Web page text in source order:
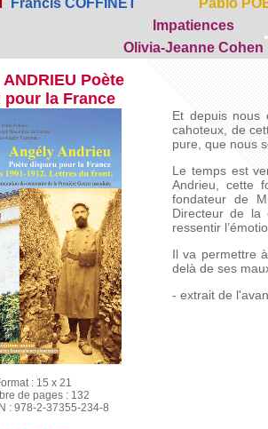
Francis COFFINET
Pablo
Impatiences
Olivia-Jeanne Cohen
•
ANDRIEU Poète
pour la France
: 15 x 21
de pages : 132
: 978-2-37355-234-8
Et depuis nous
cahoteux, de
pure, que nous
Le temps est
Andrieu, cette
fondateur de
Directeur de la
ressentir
Il va permettre
delà de ses
- extrait de